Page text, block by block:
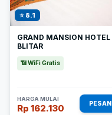
⭐ 8.1
GRAND MANSION HOTEL
BLITAR
📶 WiFi Gratis
HARGA MULAI
Rp 162.130 PESAN